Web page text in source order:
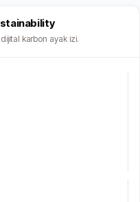
karbon ayak izi.